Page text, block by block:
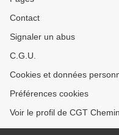
Contact
Signaler un abus
C.G.U.
Cookies et données
Préférences cookies
Voir le profil de CGT